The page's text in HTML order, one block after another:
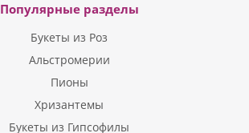
Популярные разделы
Букеты из Роз
Альстромерии
Пионы
Хризантемы
Букеты из Гипсофилы